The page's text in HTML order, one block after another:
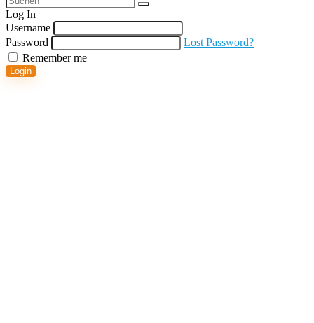
Log In
Username
Password
Lost Password?
Remember me
Login